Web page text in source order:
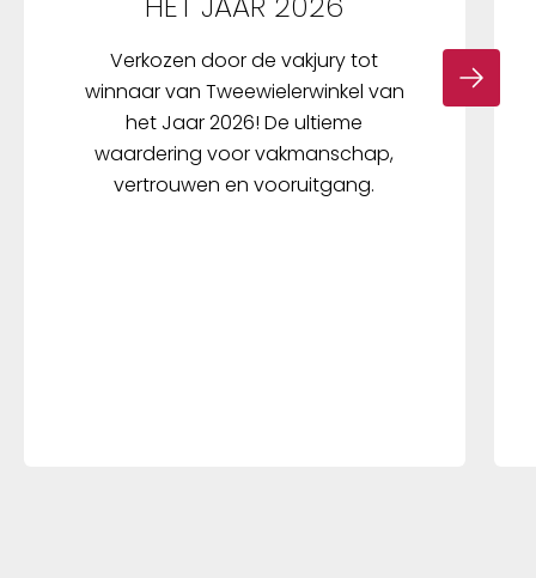
Verkozen door de vakjury tot
winnaar van Tweewielerwinkel van
het Jaar 2026! De ultieme
waardering voor vakmanschap,
vertrouwen en vooruitgang.